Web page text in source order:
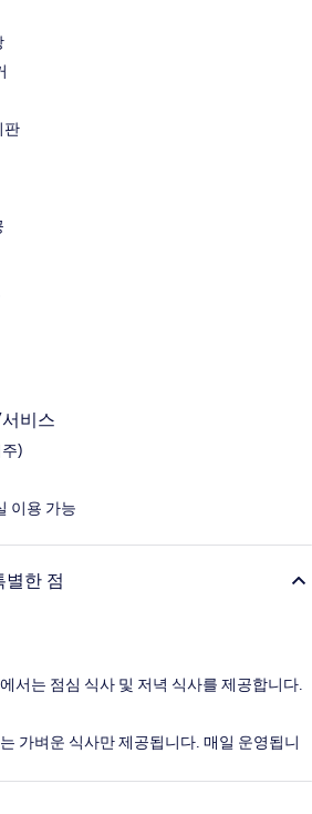
판
비스
)
이용 가능
별한 점
서는 점심 식사 및 저녁 식사를 제공합니다.
가벼운 식사만 제공됩니다. 매일 운영됩니